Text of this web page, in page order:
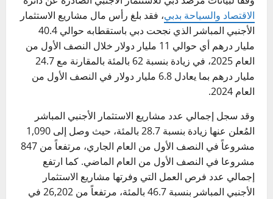
الاقتصاد والسياحة بدبي، فقد بلغ رأس مال مشاريع الاستثمار
الأجنبي المباشر الذي نجحت دبي باستقطابه حوالي 40.4
مليار درهم أي حوالي 11 مليار دولار خلال النصف الأول من
العام 2025، في زيادة بنسبة 62 بالمئة بالمقارنة مع 24.7
مليار درهم بما يعادل 6.8 مليار دولار في النصف الأول من
العام 2024.
وقد سجل إجمالي عدد مشاريع الاستثمار الأجنبي المباشر
المُعلن عنها زيادة بنسبة 28.7 بالمئة، حيث وصل إلى 1,090
مشروعاً في النصف الأول من العام الجاري، مرتفعاً من 847
مشروعا في النصف الأول من العام الماضي. كما ارتفع
إجمالي عدد فرص العمل التي وفرتها مشاريع الاستثمار
الأجنبي المباشر بنسبة 46.7 بالمئة، مرتفعاً من 26,202 في